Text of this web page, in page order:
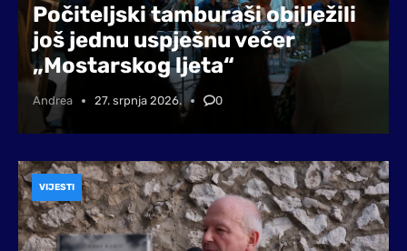
Počiteljski tamburaši obilježili
još jednu uspješnu večer
„Mostarskog ljeta“
Andrea 27. srpnja 2026. 0
VIJESTI